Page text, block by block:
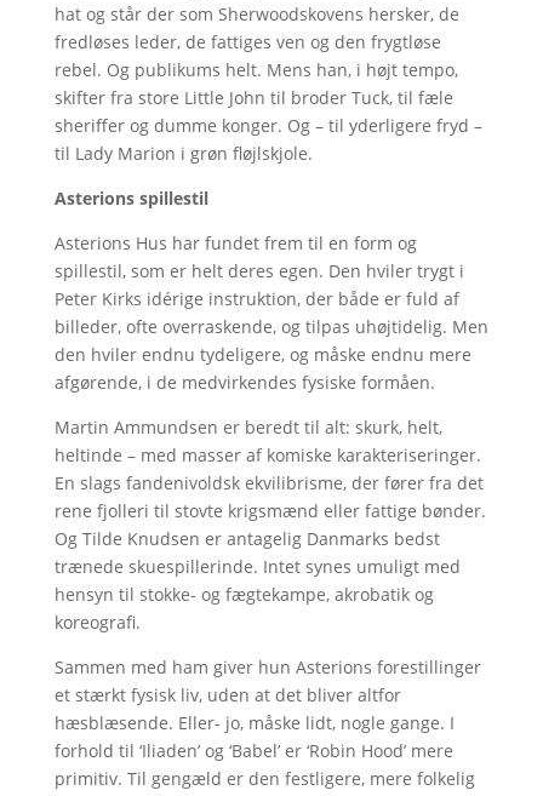
hat og står der som Sherwoodskovens hersker, de
fredløses leder, de fattiges ven og den frygtløse
rebel. Og publikums helt. Mens han, i højt tempo,
skifter fra store Little John til broder Tuck, til fæle
sheriffer og dumme konger. Og – til yderligere fryd –
til Lady Marion i grøn fløjlskjole.
Asterions spillestil
Asterions Hus har fundet frem til en form og
spillestil, som er helt deres egen. Den hviler trygt i
Peter Kirks idérige instruktion, der både er fuld af
billeder, ofte overraskende, og tilpas uhøjtidelig. Men
den hviler endnu tydeligere, og måske endnu mere
afgørende, i de medvirkendes fysiske formåen.
Martin Ammundsen er beredt til alt: skurk, helt,
heltinde – med masser af komiske karakteriseringer.
En slags fandenivoldsk ekvilibrisme, der fører fra det
rene fjolleri til stovte krigsmænd eller fattige bønder.
Og Tilde Knudsen er antagelig Danmarks bedst
trænede skuespillerinde. Intet synes umuligt med
hensyn til stokke- og fægtekampe, akrobatik og
koreografi.
Sammen med ham giver hun Asterions forestillinger
et stærkt fysisk liv, uden at det bliver altfor
hæsblæsende. Eller- jo, måske lidt, nogle gange. I
forhold til ‘Iliaden’ og ‘Babel’ er ‘Robin Hood’ mere
primitiv. Til gengæld er den festligere, mere folkelig